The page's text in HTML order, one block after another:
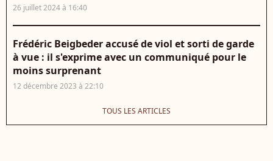
26 juillet 2024 à 16:40
Frédéric Beigbeder accusé de viol et sorti de garde
à vue : il s'exprime avec un communiqué pour le
moins surprenant
12 décembre 2023 à 22:10
TOUS LES ARTICLES